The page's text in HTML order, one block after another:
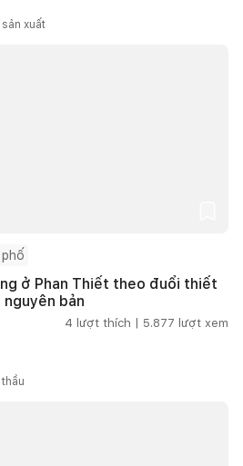
xuất
phố
ở Phan Thiết theo đuổi thiết
bản
4 lượt thích | 5.877 lượt xem